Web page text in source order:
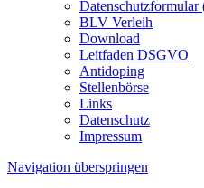
Datenschutzformular
BLV Verleih
Download
Leitfaden DSGVO
Antidoping
Stellenbörse
Links
Datenschutz
Impressum
Navigation überspringen